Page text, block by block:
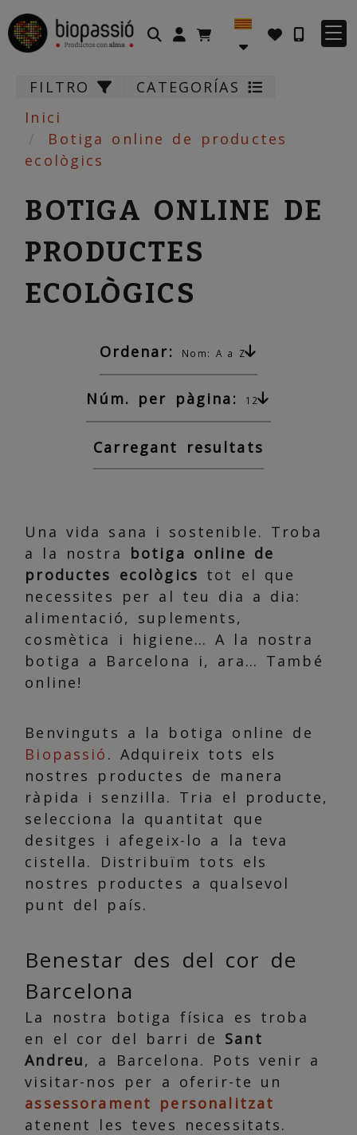
Identifícat
FILTRO
CATEGORÍAS
Inici
Botiga online de productes
ecològics
BOTIGA ONLINE DE
PRODUCTES
ECOLÒGICS
Ordenar: Nom: A a Z
Núm. per pàgina: 12
Carregant resultats
Una vida sana i sostenible. Troba
a la nostra botiga online de
productes ecològics tot el que
necessites per al teu dia a dia:
alimentació, suplements,
cosmètica i higiene… A la nostra
botiga a Barcelona i, ara… També
online!
Benvinguts a la botiga online de
Biopassió . Adquireix tots els
nostres productes de manera
ràpida i senzilla. Tria el producte,
selecciona la quantitat que
desitges i afegeix-lo a la teva
cistella. Distribuïm tots els
nostres productes a qualsevol
punt del país.
Benestar des del cor de
Barcelona
La nostra botiga física es troba
en el cor del barri de Sant
Andreu, a Barcelona. Pots venir a
visitar-nos per a oferir-te un
assessorament personalitzat
atenent les teves necessitats.